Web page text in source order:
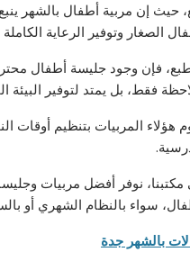
حيث إن مربية أطفال بالشهر
الصغار وتوفير الرعاية
فإن وجود جليسة أطفال
فقط، بل يمتد لتوفير البيئة
هؤلاء المربيات بتنظيم أوقات
نوفر أفضل مربيات
سواء بالنظام الشهري أو
بالشهر جدة